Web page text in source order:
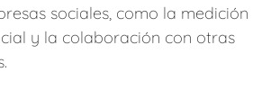
sociales, como la medición
y la colaboración con otras